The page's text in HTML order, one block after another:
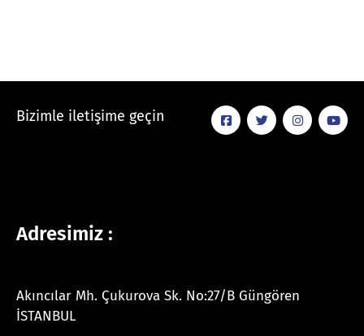
Bizimle iletişime geçin
Adresimiz :
Akıncılar Mh. Çukurova Sk. No:27/B Güngören
İSTANBUL